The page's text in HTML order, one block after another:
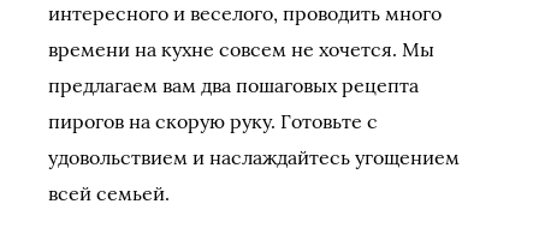
интересного и веселого, проводить много
времени на кухне совсем не хочется. Мы
предлагаем вам два пошаговых рецепта
пирогов на скорую руку. Готовьте с
удовольствием и наслаждайтесь угощением
всей семьей.